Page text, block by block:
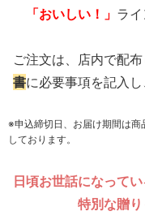
「おいしい！」 ラ
ご注文は、店内で配
書に必要事項を記入し
※申込締切日、お届け期間は商
しております。
日頃お世話になって
特別な贈